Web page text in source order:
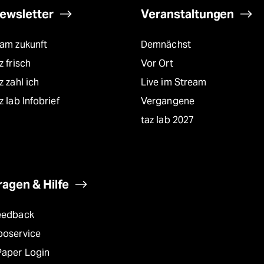
zukunft
frisch
zahl ich
lab Infobrief
Veranstaltungen
Demnächst
Vor Ort
Live im Stream
Vergangene
taz lab 2027
& Hilfe
Login